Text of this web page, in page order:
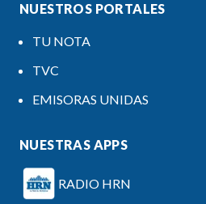
NUESTROS PORTALES
TU NOTA
TVC
EMISORAS UNIDAS
NUESTRAS APPS
RADIO HRN